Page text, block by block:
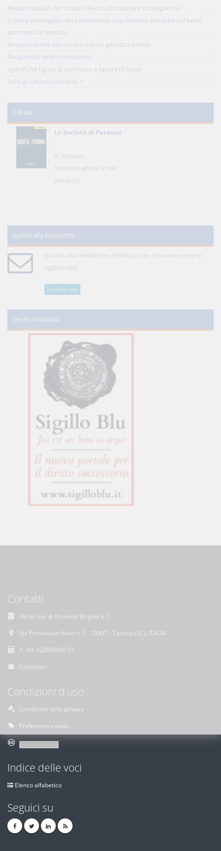
Responsabilità del notaio: l'illecito disciplinare conseguente
Credito privilegiato del promissario acquirente e ipoteche sul bene
promesso in vendita
Responsabilità del notaio: natura giuridica e limiti
Reciprocità delle concessioni
Specifiche figure di contratto a favore di terzo
Tutti gli ultimi contributi >
E-Book
Le Società di Persone
D. Minussi
Versione ebook € 5,99
(iva incl.)
Iscriviti alla Newsletter
Iscriviti alla newsletter di WikiJus per rimanere sempre
aggiornato!
Iscriviti ora
Servizi innovativi
Contatti
Akros Sas di Pirovano Brigida e C.
Via Provinciale Nord n. 1 - 23837 - Taceno (LC), ITALIA
P. IVA 02263080133
Contattaci
Condizioni d'uso
Condizioni della privacy
Preferenze cookie
Indice delle voci
Elenco alfabetico
Seguici su